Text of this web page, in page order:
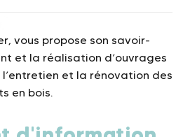
vous propose son savoir-
et la réalisation d’ouvrages
l’entretien et la rénovation des
en bois.